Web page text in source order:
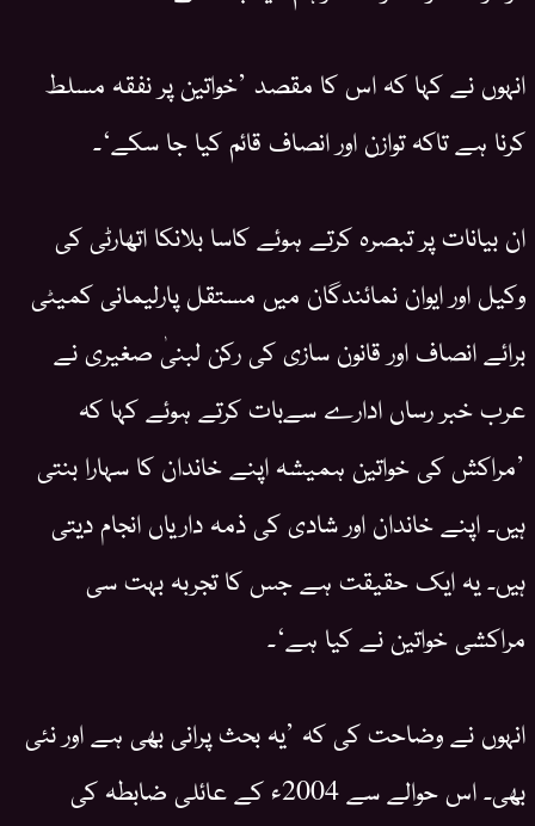
انہوں نے کہا کہ اس کا مقصد ’خواتین پر نفقہ مسلط
کرنا ہے تاکہ توازن اور انصاف قائم کیا جا سکے‘۔
ان بیانات پر تبصرہ کرتے ہوئے کاسا بلانکا اتھارٹی کی
وکیل اور ایوان نمائندگان میں مستقل پارلیمانی کمیٹی
برائے انصاف اور قانون سازی کی رکن لبنیٰ صغیری نے
عرب خبر رساں ادارے سےبات کرتے ہوئے کہا کہ
’مراکش کی خواتین ہمیشہ اپنے خاندان کا سہارا بنتی
ہیں۔ اپنے خاندان اور شادی کی ذمہ داریاں انجام دیتی
ہیں۔ یہ ایک حقیقت ہے جس کا تجربہ بہت سی
مراکشی خواتین نے کیا ہے‘۔
انہوں نے وضاحت کی کہ ’یہ بحث پرانی بھی ہے اور نئی
بھی۔ اس حوالے سے 2004ء کے عائلی ضابطہ کی